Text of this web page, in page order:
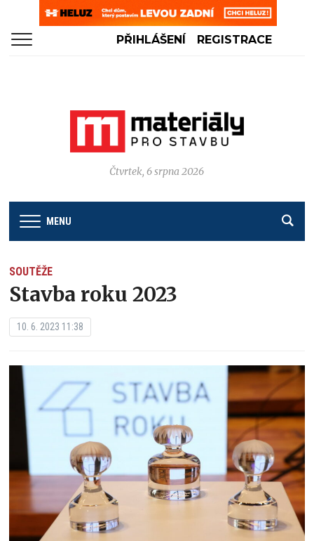
PŘIHLÁŠENÍ REGISTRACE
Čtvrtek, 6 srpna 2026
MENU
SOUTĚŽE
Stavba roku 2023
10. 6. 2023 11:38